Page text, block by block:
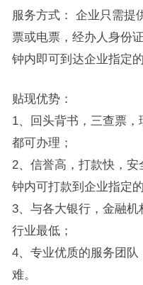
服务方式： 企业只需提
票或电票，经办人身份
钟内即可到达企业指定的
贴现优势：
1、回头背书，三查票，
都可办理；
2、信誉高，打款快，
钟内可打款到企业指定
3、与各大银行，金融
行业最低；
4、专业优质的服务团
难。